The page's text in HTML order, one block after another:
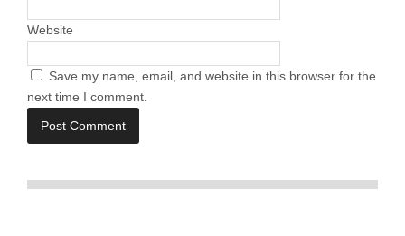
Website
Save my name, email, and website in this browser for the
next time I comment.